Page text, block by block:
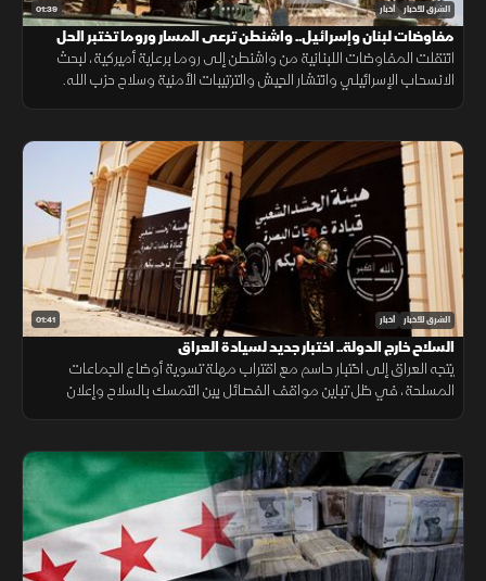
01:39 الشرق للأخبار أخبار
مفاوضات لبنان وإسرائيل.. واشنطن ترعى المسار وروما تختبر الحل
انتقلت المفاوضات اللبنانية من واشنطن إلى روما برعاية أميركية، لبحث
الانسحاب الإسرائيلي وانتشار الجيش والترتيبات الأمنية وسلاح حزب الله.
01:41 الشرق للأخبار أخبار
السلاح خارج الدولة.. اختبار جديد لسيادة العراق
يتجه العراق إلى اختبار حاسم مع اقتراب مهلة تسوية أوضاع الجماعات
المسلحة، في ظل تباين مواقف الفصائل بين التمسك بالسلاح وإعلان